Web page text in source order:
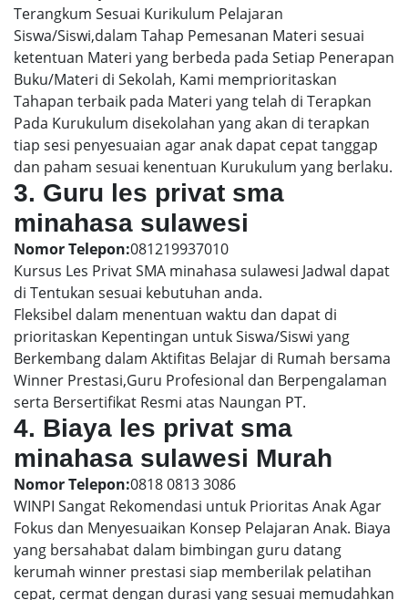
Terangkum Sesuai Kurikulum Pelajaran
Siswa/Siswi,dalam Tahap Pemesanan Materi sesuai
ketentuan Materi yang berbeda pada Setiap Penerapan
Buku/Materi di Sekolah, Kami memprioritaskan
Tahapan terbaik pada Materi yang telah di Terapkan
Pada Kurukulum disekolahan yang akan di terapkan
tiap sesi penyesuaian agar anak dapat cepat tanggap
dan paham sesuai kenentuan Kurukulum yang berlaku.
3. Guru les privat sma
minahasa sulawesi
Nomor Telepon:081219937010
Kursus Les Privat SMA minahasa sulawesi Jadwal dapat
di Tentukan sesuai kebutuhan anda.
Fleksibel dalam menentuan waktu dan dapat di
prioritaskan Kepentingan untuk Siswa/Siswi yang
Berkembang dalam Aktifitas Belajar di Rumah bersama
Winner Prestasi,Guru Profesional dan Berpengalaman
serta Bersertifikat Resmi atas Naungan PT.
4. Biaya les privat sma
minahasa sulawesi Murah
Nomor Telepon:0818 0813 3086
WINPI Sangat Rekomendasi untuk Prioritas Anak Agar
Fokus dan Menyesuaikan Konsep Pelajaran Anak. Biaya
yang bersahabat dalam bimbingan guru datang
kerumah winner prestasi siap memberilak pelatihan
cepat, cermat dengan durasi yang sesuai memudahkan